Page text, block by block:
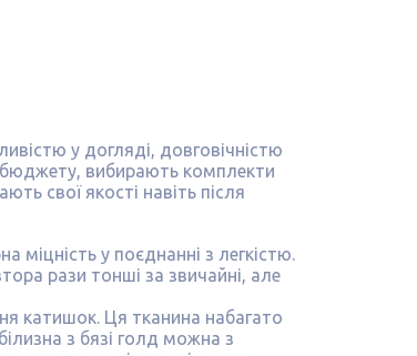
у догляді, довговічністю
бюджету, вибирають комплекти
свої якості навіть після
міцність у поєднанні з легкістю.
рази тонші за звичайні, але
катишок. Ця тканина набагато
з бязі голд можна з